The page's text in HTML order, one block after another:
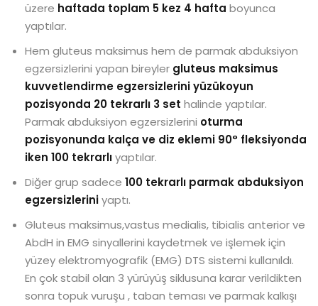
üzere haftada toplam 5 kez 4 hafta boyunca
yaptılar.
Hem gluteus maksimus hem de parmak abduksiyon
egzersizlerini yapan bireyler gluteus maksimus
kuvvetlendirme egzersizlerini yüzükoyun
pozisyonda 20 tekrarlı 3 set halinde yaptılar.
Parmak abduksiyon egzersizlerini oturma
pozisyonunda kalça ve diz eklemi 90° fleksiyonda
iken 100 tekrarlıyaptılar.
Diğer grup sadece 100 tekrarlı parmak abduksiyon
egzersizleriniyaptı.
Gluteus maksimus,vastus medialis, tibialis anterior ve
AbdH in EMG sinyallerini kaydetmek ve işlemek için
yüzey elektromyografik (EMG) DTS sistemi kullanıldı.
En çok stabil olan 3 yürüyüş siklusuna karar verildikten
sonra topuk vuruşu , taban teması ve parmak kalkışı